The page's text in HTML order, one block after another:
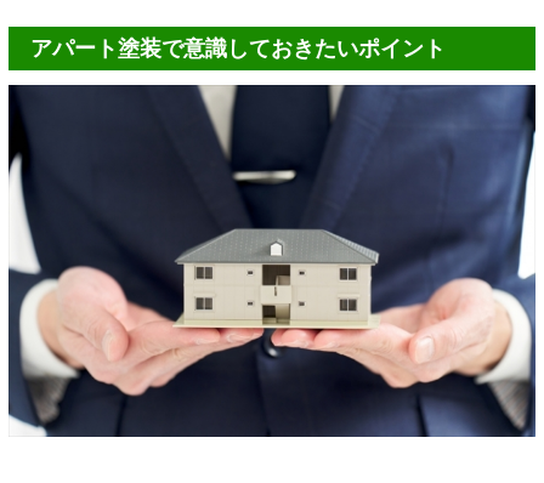
アパート塗装で意識しておきたいポイント